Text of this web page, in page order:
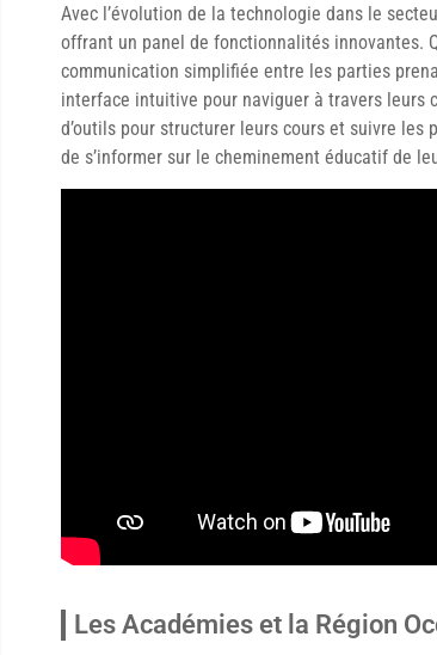
Avec l’évolution de la technologie dans le
offrant un panel de fonctionnalités innovantes.
communication simplifiée entre les parties
interface intuitive pour naviguer à travers leurs
d’outils pour structurer leurs cours et suivre les
de s’informer sur le cheminement éducatif de
Les Académies et la Région